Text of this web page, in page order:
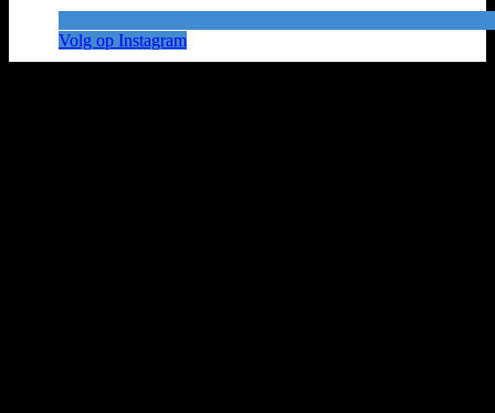
Volg op Instagram